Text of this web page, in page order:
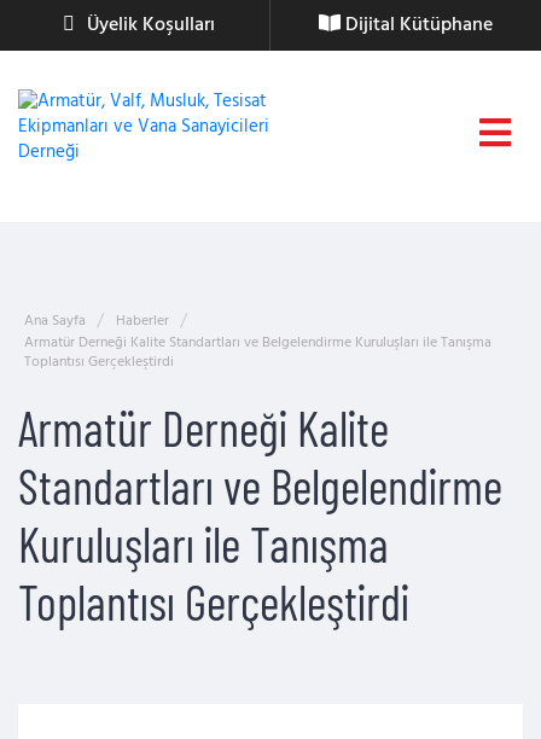
Üyelik Koşulları Dijital Kütüphane
Ana Sayfa
Haberler
Armatür Derneği Kalite Standartları ve Belgelendirme Kuruluşları ile Tanışma
Toplantısı Gerçekleştirdi
Armatür Derneği Kalite
Standartları ve Belgelendirme
Kuruluşları ile Tanışma
Toplantısı Gerçekleştirdi